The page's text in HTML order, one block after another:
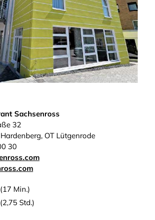
Sachsenross
32
OT Lütgenrode
30
Min.)
Std.)